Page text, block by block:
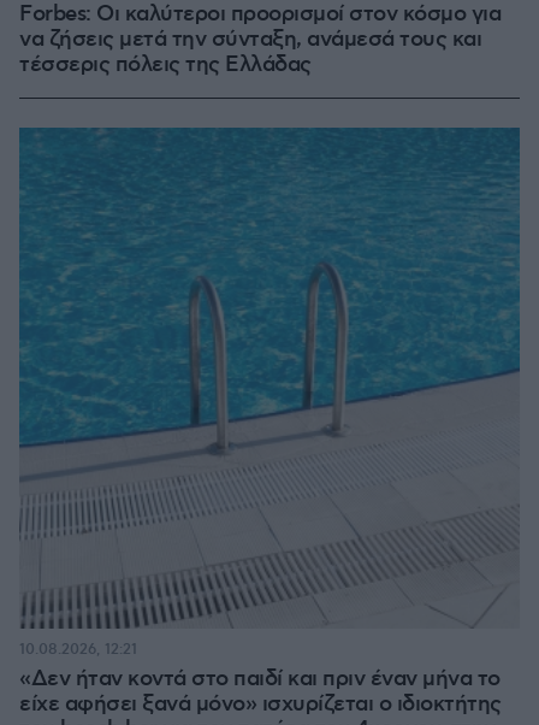
Forbes: Οι καλύτεροι προορισμοί στον κόσμο για
να ζήσεις μετά την σύνταξη, ανάμεσά τους και
τέσσερις πόλεις της Ελλάδας
«Δεν ήταν κοντά στο παιδί και πριν έναν μήνα το
είχε αφήσει ξανά μόνο» ισχυρίζεται ο ιδιοκτήτης
10.08.2026, 12:21